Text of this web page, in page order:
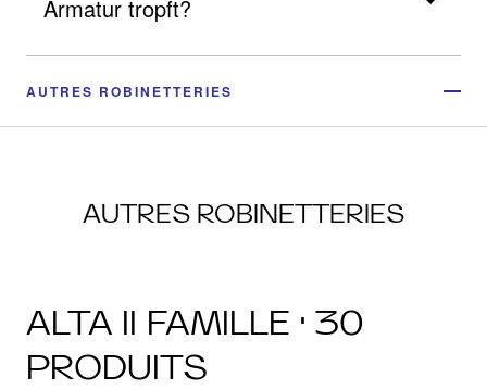
Armatur tropft?
AUTRES ROBINETTERIES
AUTRES ROBINETTERIES
ALTA II FAMILLE · 30
PRODUITS